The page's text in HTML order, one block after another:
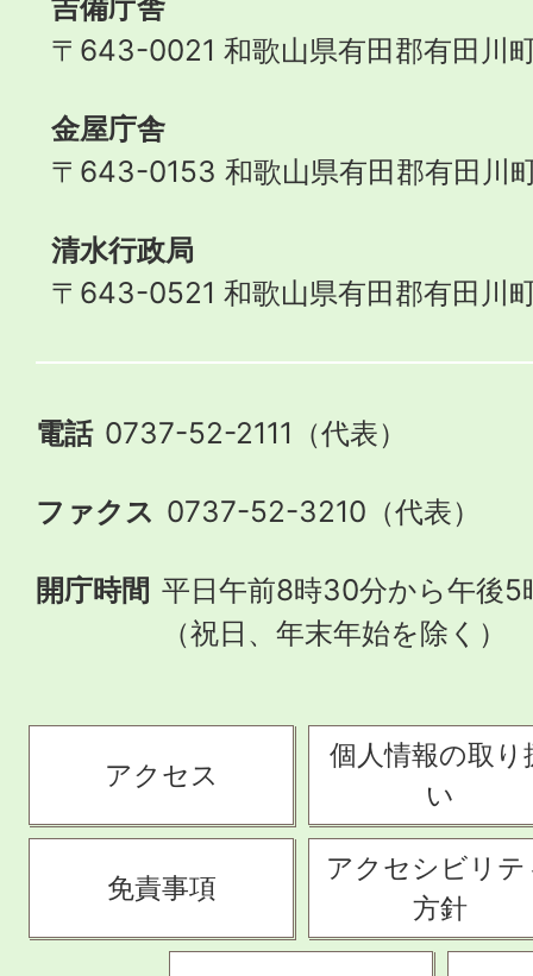
吉備庁舎
〒643-0021 和歌山県有田郡有田川
金屋庁舎
〒643-0153 和歌山県有田郡有田川
清水行政局
〒643-0521 和歌山県有田郡有田川
電話 0737-52-2111（代表）
ファクス 0737-52-3210（代表）
開庁時間 平日午前8時30分から午後5
（祝日、年末年始を除く）
アクセス
個人情報の取り
い
免責事項
アクセシビリテ
方針